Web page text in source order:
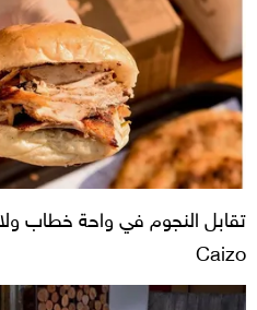
تقابل النجوم في واحة خطاب
Caizo